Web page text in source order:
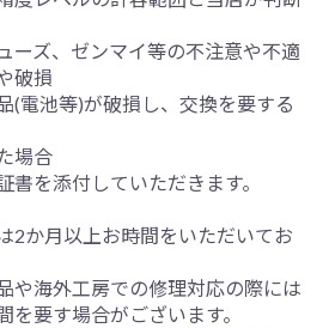
ーズ、ゼンマイ等の不注意や不適
破損
(電池等)が破損し、交換を要する
場合
を添付していただきます。
2か月以上お時間をいただいてお
や海外工房での修理対応の際には
を要す場合がございます。